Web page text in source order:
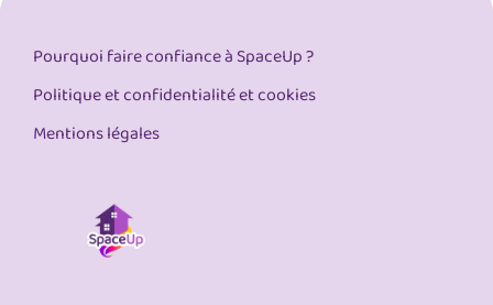
Pourquoi faire confiance à SpaceUp ?
Politique et confidentialité et cookies
Mentions légales